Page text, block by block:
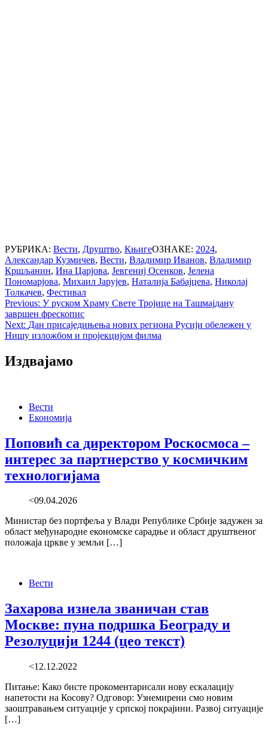
РУБРИКА: Вести, Друштво, КњигеОЗНАКЕ: 2024,
Александар Кузмичев, Вести, Владимир Иванов, Владимир
Кршљанин, Ина Царјова, Јевгениј Осенков, Јелена
Пономарјова, Михаил Јарујев, Наталија Бабајцева, Николај
Толкачев, Фестивал
Post
navigation
Previous: У руском Храму Свете Тројице на Ташмајдану
завршен фрескопис
Next: Дан присаједињења нових региона Русији обележен у
Нишу изложбом и пројекцијом филма
Издвајамо
Вести
Економија
Поповић са директором Роскосмоса –
интерес за партнерство у космичким
технологијама
<09.04.2026
Mинистар без портфеља у Влади Републике Србије задужен за
област међународне економске сарадње и област друштвеног
положаја цркве у земљи […]
Вести
Захарова изнела званичан став
Москве: пуна подршка Београду и
Резолуцији 1244 (цео текст)
<12.12.2022
Питање: Како бисте прокоментарисали нову ескалацију
напетости на Косову? Одговор: Узнемирени смо новим
заоштравањем ситуације у српској покрајини. Развој ситуације
[…]